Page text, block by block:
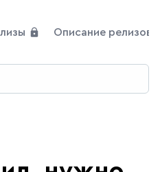
Описание релизов